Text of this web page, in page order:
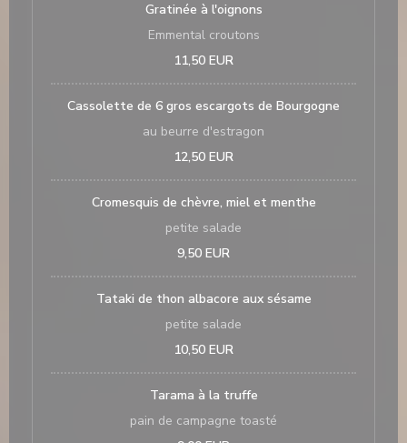
Gratinée à l'oignons
Emmental croutons
11,50 EUR
Cassolette de 6 gros escargots de Bourgogne
au beurre d'estragon
12,50 EUR
Cromesquis de chèvre, miel et menthe
petite salade
9,50 EUR
Tataki de thon albacore aux sésame
petite salade
10,50 EUR
Tarama à la truffe
pain de campagne toasté